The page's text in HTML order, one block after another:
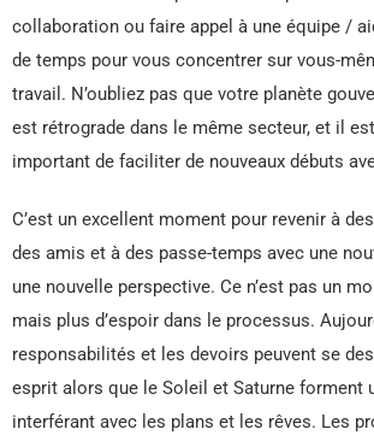
collaboration ou faire appel à une équipe /
de temps pour vous concentrer sur vous-
travail. N’oubliez pas que votre planète
est rétrograde dans le même secteur, et il
important de faciliter de nouveaux débuts
C’est un excellent moment pour revenir à
des amis et à des passe-temps avec une
une nouvelle perspective. Ce n’est pas un
mais plus d’espoir dans le processus.
responsabilités et les devoirs peuvent se
esprit alors que le Soleil et Saturne forment
interférant avec les plans et les rêves. Les